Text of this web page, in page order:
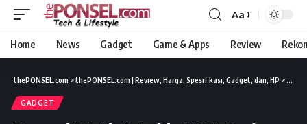
Aa
Home News Gadget Game & Apps Review
thePONSEL.com >thePONSEL.com | Review, Harga, Spesifikasi, Gadget, dan, HP >
GADGET